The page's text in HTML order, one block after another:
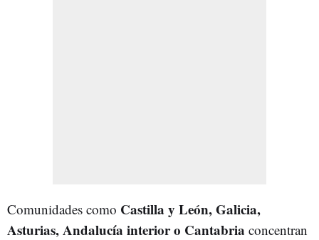
Comunidades como Castilla y León, Galicia,
Asturias, Andalucía interior o Cantabria concentran